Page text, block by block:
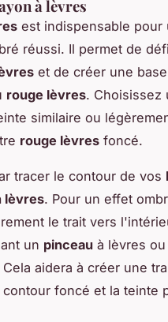
à lèvres
est indispensable pour
réussi. Il permet de
et de créer une
rouge lèvres. Choisissez
similaire ou
rouge lèvres foncé.
tracer le contour de vos
lèvres. Pour un effet
le trait vers
un pinceau à lèvres
aidera à créer une
foncé et la teinte